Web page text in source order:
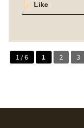
Like
1 / 6 1 2 3